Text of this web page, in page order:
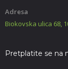
Adresa
Biokovska ulica 68,
Pretplatite se na